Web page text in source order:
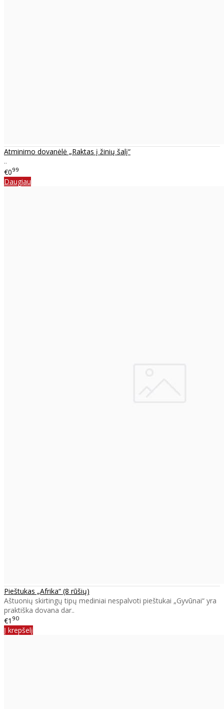
Atminimo dovanėlė „Raktas į žinių šalį“
..
€099
Daugiau
Pieštukas „Afrika“ (8 rūšių)
Aštuonių skirtingų tipų mediniai nespalvoti pieštukai „Gyvūnai“ yra
praktiška dovana dar..
€1 90
Į krepšelį